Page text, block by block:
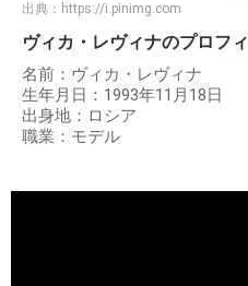
出典： https://i.pinimg.com
ヴィカ・レヴィナのプロフ
名前：ヴィカ・レヴィナ
生年月日：1993年11月18日
出身地：ロシア
職業：モデル